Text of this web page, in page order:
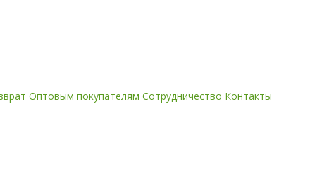
Оптовым покупателям Сотрудничество Контакты